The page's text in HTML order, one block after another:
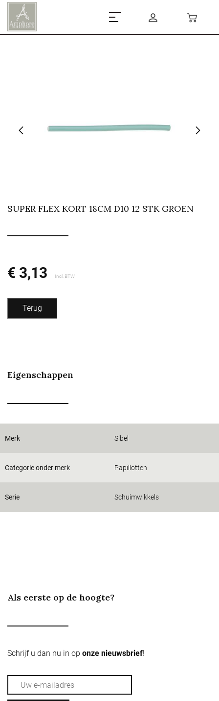
SUPER FLEX KORT 18CM D10 12 STK GROEN
€ 3,13 Incl. BTW
Terug
Eigenschappen
Merk Sibel
Categorie onder merk Papillotten
Serie Schuimwikkels
Als eerste op de hoogte?
Schrijf u dan nu in op onze nieuwsbrief!